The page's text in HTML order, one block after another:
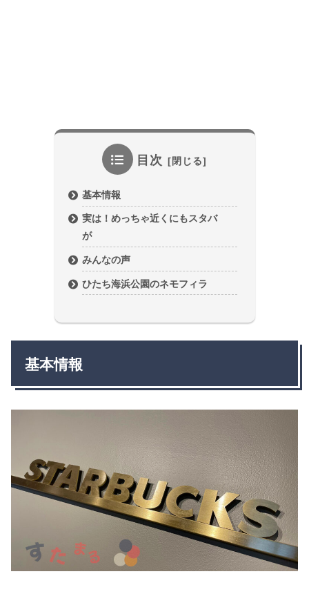
目次
基本情報
実は！めっちゃ近くにもスタバ
が
みんなの声
ひたち海浜公園のネモフィラ
基本情報